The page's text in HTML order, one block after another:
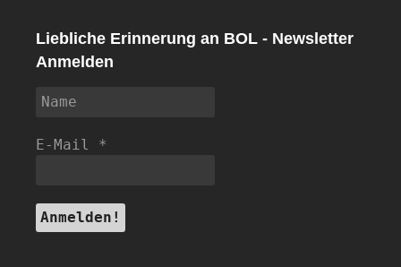
Liebliche Erinnerung an BOL - Newsletter
Anmelden
E-Mail *